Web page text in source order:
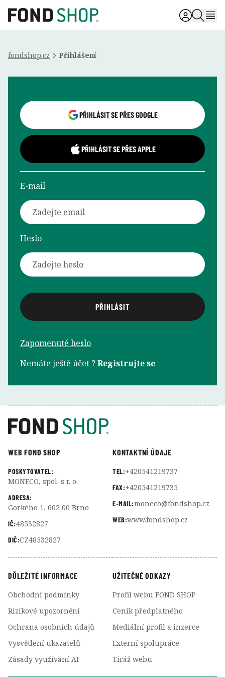
fondshop.cz Přihlášení
PŘIHLÁSIT SE PŘES GOOGLE
PŘIHLÁSIT SE PŘES APPLE
E-mail
Heslo
Zapomenuté heslo
Nemáte ještě účet ?Registrujte se
WEB FOND SHOP
POSKYTOVATEL:
MONECO, spol. s r. o.
ADRESA:
Gorkého 1, 602 00 Brno
IČ:48532827
DIČ:CZ48532827
KONTAKTNÍ ÚDAJE
TEL:+420541219737
FAX:+420541219735
E-MAIL:moneco@fondshop.cz
WEB:www.fondshop.cz
DŮLEŽITÉ INFORMACE
Obchodní podmínky
Rizikové upozornění
Ochrana osobních údajů
Vysvětlení ukazatelů
Zásady využívání AI
UŽITEČNÉ ODKAZY
Profil webu FOND SHOP
Ceník předplatného
Mediální profil a inzerce
Externí spolupráce
Tiráž webu